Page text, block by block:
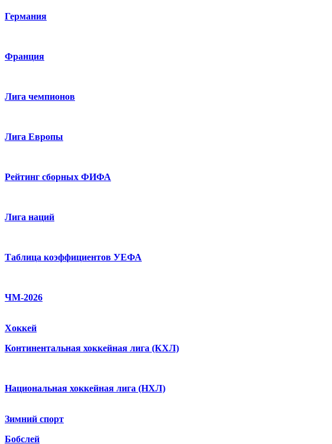
Германия
Франция
Лига чемпионов
Лига Европы
Рейтинг сборных ФИФА
Лига наций
Таблица коэффициентов УЕФА
ЧМ-2026
Хоккей
Континентальная хоккейная лига (КХЛ)
Национальная хоккейная лига (НХЛ)
Зимний спорт
Бобслей